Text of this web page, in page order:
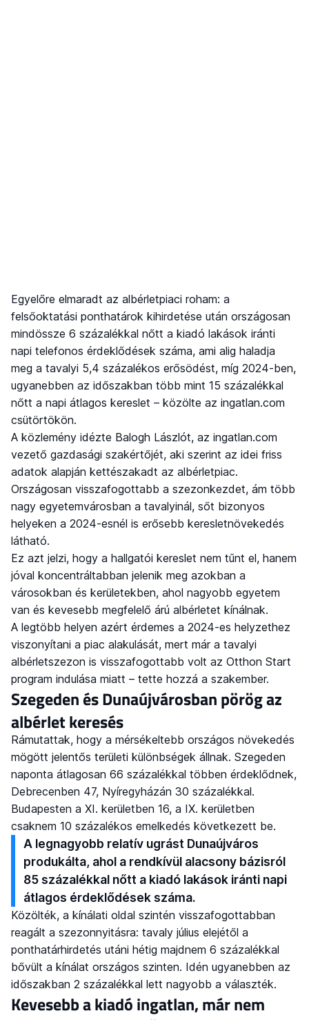
Egyelőre elmaradt az albérletpiaci roham: a
felsőoktatási ponthatárok kihirdetése után országosan
mindössze 6 százalékkal nőtt a kiadó lakások iránti
napi telefonos érdeklődések száma, ami alig haladja
meg a tavalyi 5,4 százalékos erősödést, míg 2024-ben,
ugyanebben az időszakban több mint 15 százalékkal
nőtt a napi átlagos kereslet – közölte az ingatlan.com
csütörtökön.
A közlemény idézte Balogh Lászlót, az ingatlan.com
vezető gazdasági szakértőjét, aki szerint az idei friss
adatok alapján kettészakadt az albérletpiac.
Országosan visszafogottabb a szezonkezdet, ám több
nagy egyetemvárosban a tavalyinál, sőt bizonyos
helyeken a 2024-esnél is erősebb keresletnövekedés
látható.
Ez azt jelzi, hogy a hallgatói kereslet nem tűnt el, hanem
jóval koncentráltabban jelenik meg azokban a
városokban és kerületekben, ahol nagyobb egyetem
van és kevesebb megfelelő árú albérletet kínálnak.
A legtöbb helyen azért érdemes a 2024-es helyzethez
viszonyítani a piac alakulását, mert már a tavalyi
albérletszezon is visszafogottabb volt az Otthon Start
program indulása miatt – tette hozzá a szakember.
Szegeden és Dunaújvárosban pörög az
albérlet keresés
Rámutattak, hogy a mérsékeltebb országos növekedés
mögött jelentős területi különbségek állnak. Szegeden
naponta átlagosan 66 százalékkal többen érdeklődnek,
Debrecenben 47, Nyíregyházán 30 százalékkal.
Budapesten a XI. kerületben 16, a IX. kerületben
csaknem 10 százalékos emelkedés következett be.
A legnagyobb relatív ugrást Dunaújváros
produkálta, ahol a rendkívül alacsony bázisról
85 százalékkal nőtt a kiadó lakások iránti napi
átlagos érdeklődések száma.
Közölték, a kínálati oldal szintén visszafogottabban
reagált a szezonnyitásra: tavaly július elejétől a
ponthatárhirdetés utáni hétig majdnem 6 százalékkal
bővült a kínálat országos szinten. Idén ugyanebben az
időszakban 2 százalékkal lett nagyobb a választék.
Kevesebb a kiadó ingatlan, már nem